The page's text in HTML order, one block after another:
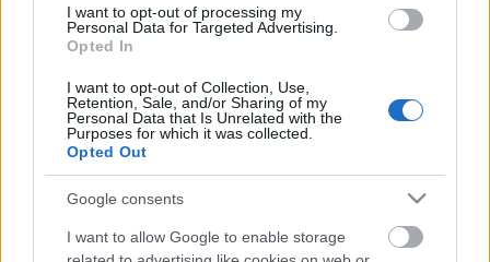
I want to opt-out of processing my
Personal Data for Targeted Advertising.
Opted In
I want to opt-out of Collection, Use,
Retention, Sale, and/or Sharing of my
Personal Data that Is Unrelated with the
Purposes for which it was collected.
Opted Out
Google consents
I want to allow Google to enable storage
"Hideg, havas december, jó termést vár az ember."
"Ha december lágy, esős, a vetés csak meglehetős.”
"Hideg december, koratavasz” András (november
30.) bezárja a hegedűtokot, a hozzá közelebb eső
vasárnapon kezdődik az advent , a karácsonyra
készülődés négy…